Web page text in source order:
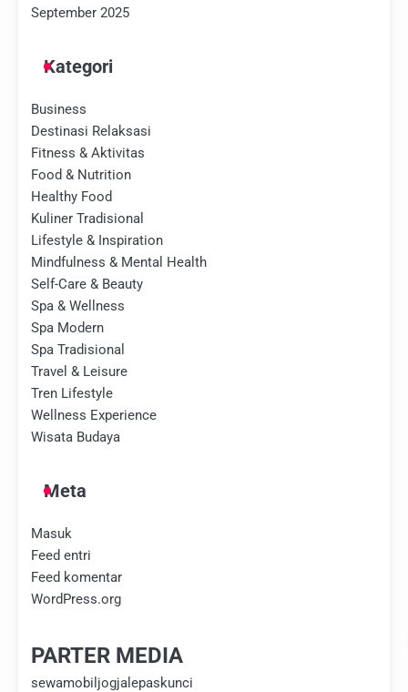
September 2025
Kategori
Business
Destinasi Relaksasi
Fitness & Aktivitas
Food & Nutrition
Healthy Food
Kuliner Tradisional
Lifestyle & Inspiration
Mindfulness & Mental Health
Self-Care & Beauty
Spa & Wellness
Spa Modern
Spa Tradisional
Travel & Leisure
Tren Lifestyle
Wellness Experience
Wisata Budaya
Meta
Masuk
Feed entri
Feed komentar
WordPress.org
PARTER MEDIA
sewamobiljogjalepaskunci